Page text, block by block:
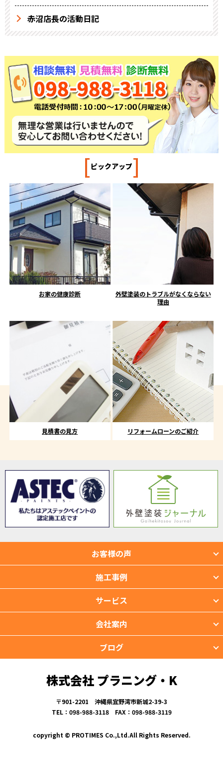
赤沼店長の活動日記
[ピックアップ]
お家の健康診断
外壁塗装のトラブルがなくならない
理由
見積書の見方 リフォームローンのご紹介
お客様の声
施工事例
サービス
会社案内
ブログ
株式会社 プラニング・K
〒901-2201 沖縄県宜野湾市新城2-39-3
TEL：098-988-3118 FAX：098-988-3119
copyright © PROTIMES Co.,Ltd.All Rights Reserved.